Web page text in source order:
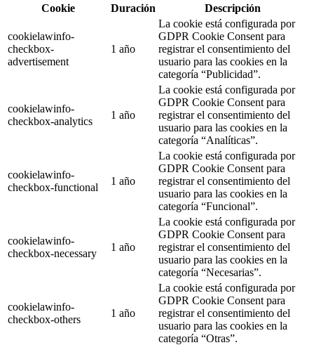
Cookie
Duración Descripción
cookielawinfo-
checkbox-
advertisement
1 año
La cookie está configurada por
GDPR Cookie Consent para
registrar el consentimiento del
usuario para las cookies en la
categoría “Publicidad”.
cookielawinfo-
checkbox-analytics
1 año
La cookie está configurada por
GDPR Cookie Consent para
registrar el consentimiento del
usuario para las cookies en la
categoría “Analíticas”.
cookielawinfo-
checkbox-functional
1 año
La cookie está configurada por
GDPR Cookie Consent para
registrar el consentimiento del
usuario para las cookies en la
categoría “Funcional”.
cookielawinfo-
checkbox-necessary
1 año
La cookie está configurada por
GDPR Cookie Consent para
registrar el consentimiento del
usuario para las cookies en la
categoría “Necesarias”.
cookielawinfo-
checkbox-others
1 año
La cookie está configurada por
GDPR Cookie Consent para
registrar el consentimiento del
usuario para las cookies en la
categoría “Otras”.